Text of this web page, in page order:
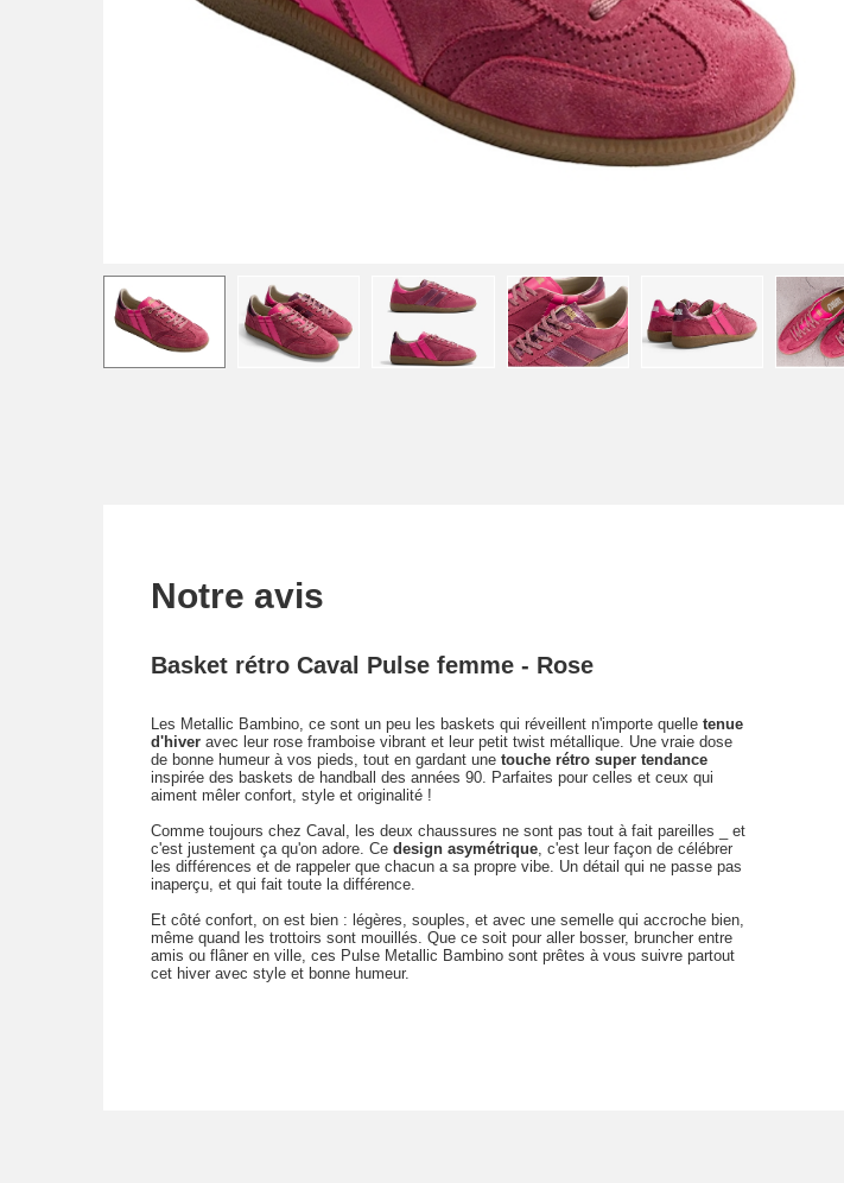
Notre avis
Basket rétro Caval Pulse femme - Rose
Les Metallic Bambino, ce sont un peu les baskets qui réveillent n'importe quelle tenue
d'hiver avec leur rose framboise vibrant et leur petit twist métallique. Une vraie dose
de bonne humeur à vos pieds, tout en gardant une touche rétro super tendance
inspirée des baskets de handball des années 90. Parfaites pour celles et ceux qui
aiment mêler confort, style et originalité !
Comme toujours chez Caval, les deux chaussures ne sont pas tout à fait pareilles _ et
c'est justement ça qu'on adore. Ce design asymétrique, c'est leur façon de célébrer
les différences et de rappeler que chacun a sa propre vibe. Un détail qui ne passe pas
inaperçu, et qui fait toute la différence.
Et côté confort, on est bien : légères, souples, et avec une semelle qui accroche bien,
même quand les trottoirs sont mouillés. Que ce soit pour aller bosser, bruncher entre
amis ou flâner en ville, ces Pulse Metallic Bambino sont prêtes à vous suivre partout
cet hiver avec style et bonne humeur.